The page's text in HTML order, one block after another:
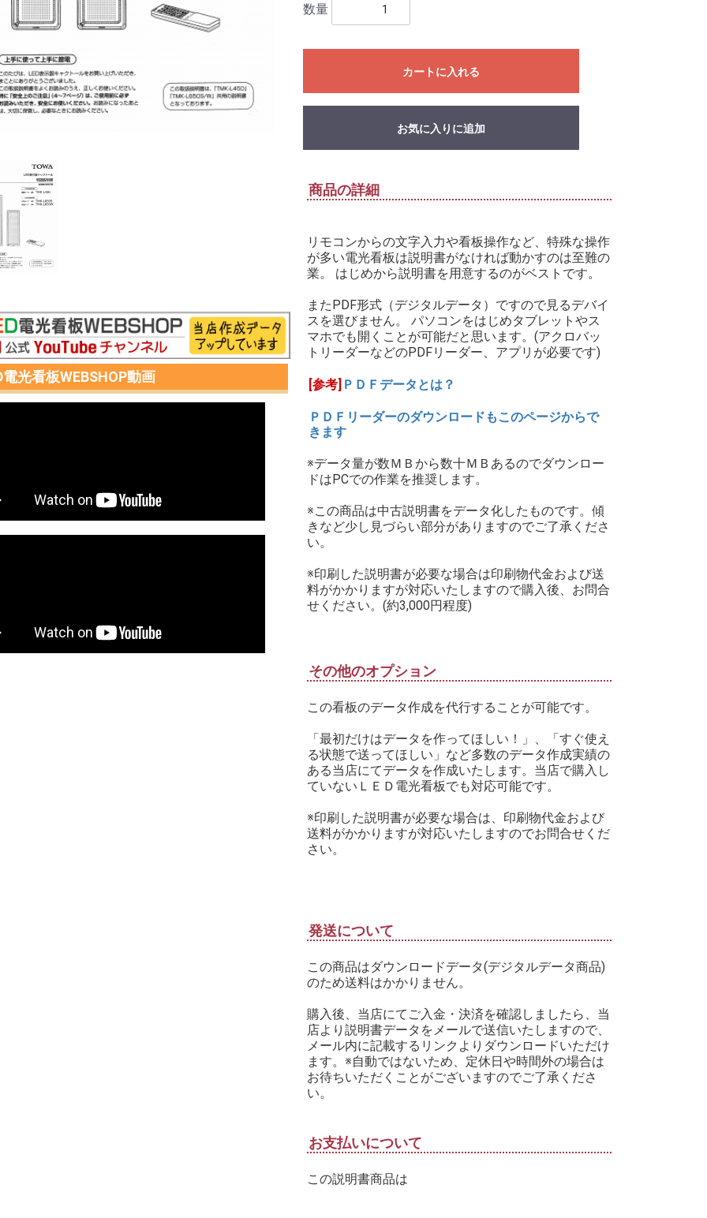
電光看板WEBSHOP動画
数量
カートに入れる
お気に入りに追加
商品の詳細
リモコンからの文字入力や看板操作など、特殊な操作
が多い電光看板は説明書がなければ動かすのは至難の
業。 はじめから説明書を用意するのがベストです。
またPDF形式（デジタルデータ）ですので見るデバイ
スを選びません。 パソコンをはじめタブレットやス
マホでも開くことが可能だと思います。(アクロバッ
トリーダーなどのPDFリーダー、アプリが必要です)
[参考] ＰＤＦデータとは？
ＰＤＦリーダーのダウンロードもこのページからで
きます
※データ量が数ＭＢから数十ＭＢあるのでダウンロー
ドはPCでの作業を推奨します。
※この商品は中古説明書をデータ化したものです。傾
きなど少し見づらい部分がありますのでご了承くださ
い。
※印刷した説明書が必要な場合は印刷物代金および送
料がかかりますが対応いたしますので購入後、お問合
せください。(約3,000円程度)
その他のオプション
この看板のデータ作成を代行することが可能です。
「最初だけはデータを作ってほしい！」、「すぐ使え
る状態で送ってほしい」など多数のデータ作成実績の
ある当店にてデータを作成いたします。当店で購入し
ていないＬＥＤ電光看板でも対応可能です。
※印刷した説明書が必要な場合は、印刷物代金および
送料がかかりますが対応いたしますのでお問合せくだ
さい。
発送について
この商品はダウンロードデータ(デジタルデータ商品)
のため送料はかかりません。
購入後、当店にてご入金・決済を確認しましたら、当
店より説明書データをメールで送信いたしますので、
メール内に記載するリンクよりダウンロードいただけ
ます。※自動ではないため、定休日や時間外の場合は
お待ちいただくことがございますのでご了承くださ
い。
お支払いについて
この説明書商品は